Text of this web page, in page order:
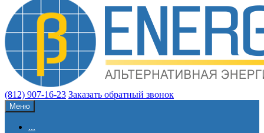
(812) 907-16-23 Заказать обратный звонок
Меню
...